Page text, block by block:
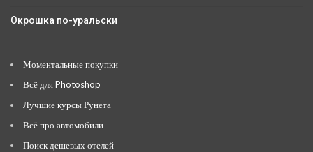
Окрошка по-уральски
Моментальные покупки
Всё для Photoshop
Лучшие курсы Рунета
Всё про автомобили
Поиск дешевых отелей